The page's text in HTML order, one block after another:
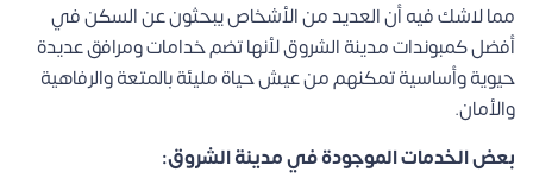
مما لاشك فيه أن العديد من الأشخاص يبحثون عن السكن في
أفضل كمبوندات مدينة الشروق لأنها تضم خدامات ومرافق عديدة
حيوية وأساسية تمكنهم من عيش حياة مليئة بالمتعة والرفاهية
والأمان.
بعض الخدمات الموجودة في مدينة الشروق: